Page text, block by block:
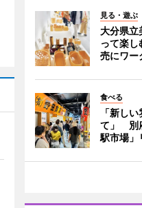
見る・遊ぶ
大分県立
って楽
売にワー
食べる
「新し
て」 別
駅市場」